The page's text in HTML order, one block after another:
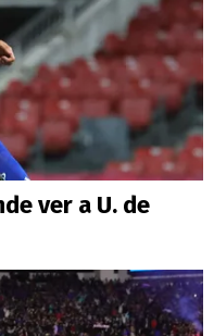
ver a U. de